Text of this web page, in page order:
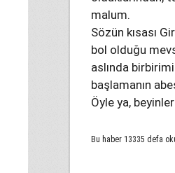
malum.
Sözün kısası
bol olduğu
aslında
başlamanın
Öyle ya,
Bu haber 13335 defa